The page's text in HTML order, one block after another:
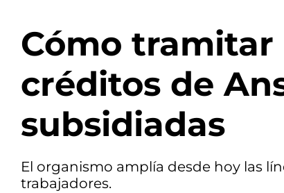
Cómo tramitar
créditos de
subsidiadas
El organismo amplía desde hoy las
trabajadores.